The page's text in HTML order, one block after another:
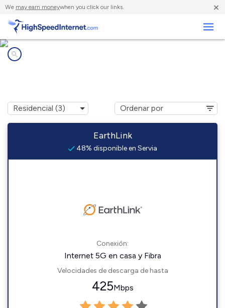
We may earn moneywhen you click our links. ×
EarthLink
48% disponible en Servia
Conexión:
Internet 5G en casa y Fibra
Velocidades de descarga de hasta
425Mbps